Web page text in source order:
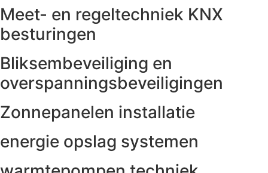
Meet- en regeltechniek KNX
besturingen
Bliksembeveiliging en
overspanningsbeveiligingen
Zonnepanelen installatie
energie opslag systemen